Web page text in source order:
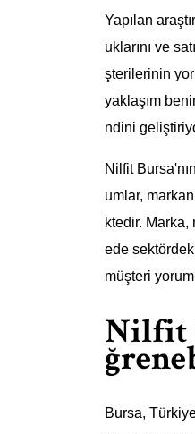
Yapılan
uklarını ve
şterilerinin
yaklaşım
ndini
Nilfit
umlar,
ktedir.
ede
müşteri
Nilfit
Bursa,